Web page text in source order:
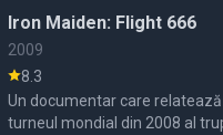
tatalui ei ...
Iron Maiden: Flight 666
2009
8.3
Un documentar care
turneul mondial din 2008 al